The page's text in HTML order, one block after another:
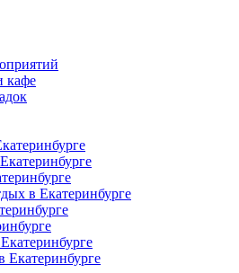
кафе
в Екатеринбурге
Екатеринбурге